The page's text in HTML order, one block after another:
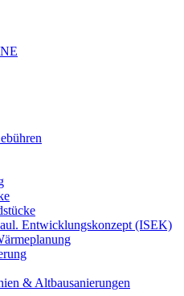
Entwicklungskonzept (ISEK)
& Altbausanierungen